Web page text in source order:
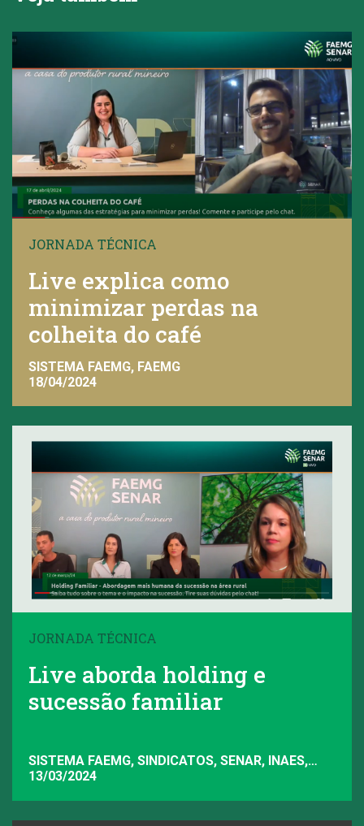
JORNADA TÉCNICA
Live explica como
minimizar perdas na
colheita do café
SISTEMA FAEMG, FAEMG
18/04/2024
JORNADA TÉCNICA
Live aborda holding e
sucessão familiar
SISTEMA FAEMG, SINDICATOS, SENAR, INAES,
FAEMG
13/03/2024